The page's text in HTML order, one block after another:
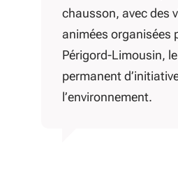
chausson, avec des
animées organisées
Périgord-Limousin,
permanent
l’environnement.